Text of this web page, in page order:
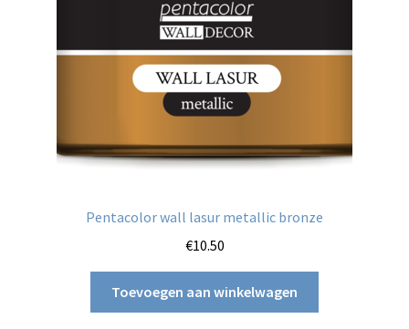
Pentacolor wall lasur metallic bronze
€10.50
Toevoegen aan winkelwagen